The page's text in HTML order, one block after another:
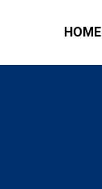
HOME